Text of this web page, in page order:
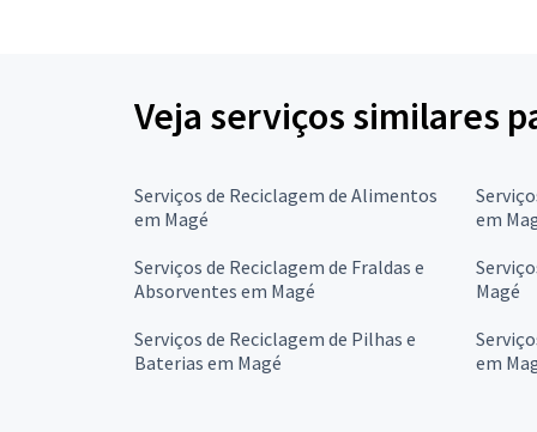
Veja serviços similares
Serviços de Reciclagem de Alimentos
em Magé
em
Serviços de Reciclagem de Fraldas e
Absorventes em Magé
Magé
Serviços de Reciclagem de Pilhas e
Baterias em Magé
em